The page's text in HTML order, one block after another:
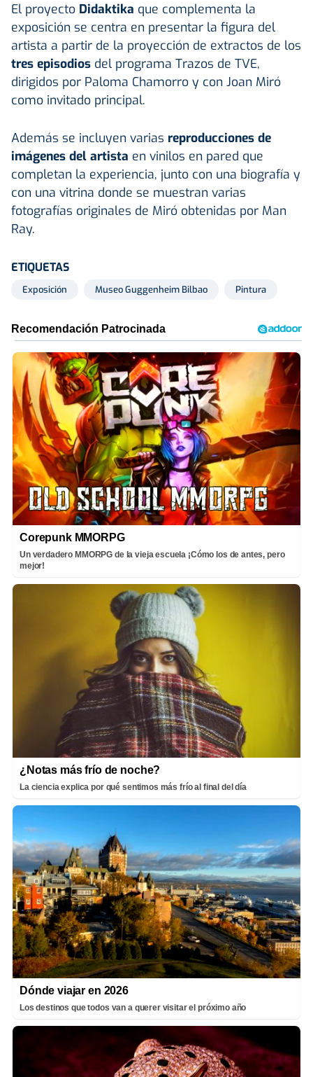
El proyecto Didaktika que complementa la
exposición se centra en presentar la figura del
artista a partir de la proyección de extractos de los
tres episodios del programa Trazos de TVE,
dirigidos por Paloma Chamorro y con Joan Miró
como invitado principal.
Además se incluyen varias reproducciones de
imágenes del artista en vinilos en pared que
completan la experiencia, junto con una biografía y
con una vitrina donde se muestran varias
fotografías originales de Miró obtenidas por Man
Ray.
ETIQUETAS
Exposición Museo Guggenheim Bilbao Pintura
Corepunk MMORPG
Un verdadero MMORPG de la vieja escuela ¡Cómo los de antes, pero
mejor!
¿Notas más frío de noche?
La ciencia explica por qué sentimos más frío al final del día
Dónde viajar en 2026
Los destinos que todos van a querer visitar el próximo año